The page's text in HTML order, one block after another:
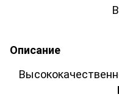
Описание